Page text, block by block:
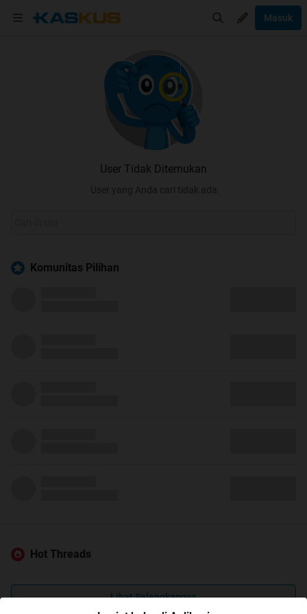
Masuk
User Tidak Ditemukan
User yang Anda cari tidak ada
Komunitas Pilihan
Hot Threads
Lihat Selengkapnya